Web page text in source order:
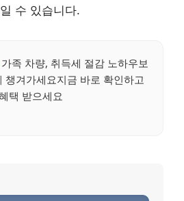
수 있습니다.
가족 차량, 취득세 절감 노하우보
챙겨가세요지금 바로 확인하고
택 받으세요